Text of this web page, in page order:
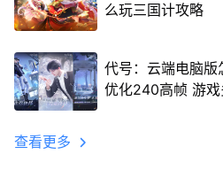
么玩三国计攻略
代号：云端电脑
优化240高帧 游
查看更多